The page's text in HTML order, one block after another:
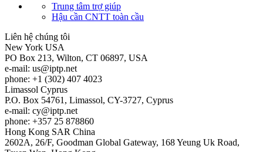
Trung tâm trợ giúp
Hậu cần CNTT toàn cầu
Liên hệ chúng tôi
New York USA
PO Box 213, Wilton, CT 06897, USA
e-mail: us
iptp.net
phone: +1 (302) 407 4023
Limassol Cyprus
P.O. Box 54761, Limassol, CY-3727, Cyprus
e-mail: cy
iptp.net
phone: +357 25 878860
Hong Kong SAR China
2602A, 26/F, Goodman Global Gateway, 168 Yeung Uk Road,